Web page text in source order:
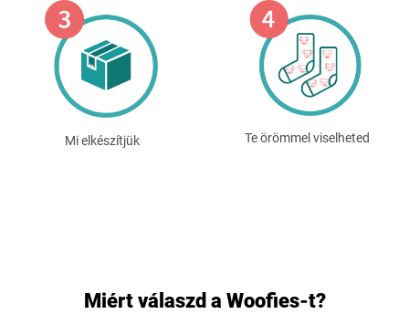
Mi elkészítjük Te örömmel viselheted
Miért válaszd a Woofies-t?